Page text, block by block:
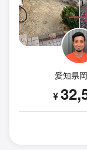
愛知県
¥